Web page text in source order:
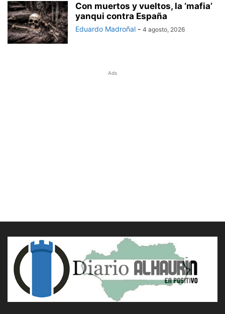
Con muertos y vueltos, la ‘mafia’
yanqui contra España
Eduardo Madroñal - 4 agosto, 2026
Ads